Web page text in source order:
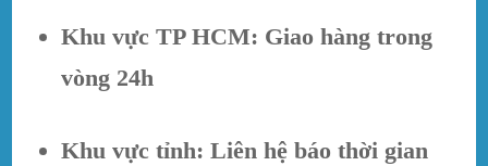
Khu vực TP HCM: Giao hàng trong
vòng 24h
Khu vực tỉnh: Liên hệ báo thời gian